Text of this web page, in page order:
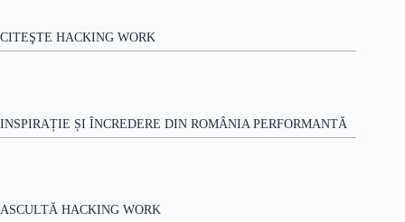
CITEŞTE HACKING WORK
INSPIRAȚIE ȘI ÎNCREDERE DIN ROMÂNIA PERFORMANTĂ
ASCULTĂ HACKING WORK